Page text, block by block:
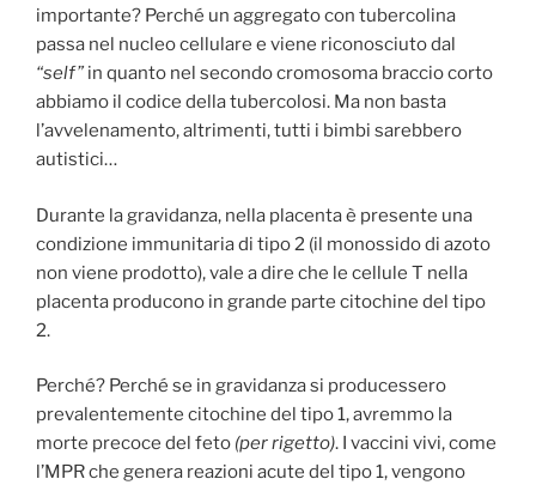
importante? Perché un aggregato con tubercolina
passa nel nucleo cellulare e viene riconosciuto dal
“self” in quanto nel secondo cromosoma braccio corto
abbiamo il codice della tubercolosi. Ma non basta
l’avvelenamento, altrimenti, tutti i bimbi sarebbero
autistici…
Durante la gravidanza, nella placenta è presente una
condizione immunitaria di tipo 2 (il monossido di azoto
non viene prodotto), vale a dire che le cellule T nella
placenta producono in grande parte citochine del tipo
2.
Perché? Perché se in gravidanza si producessero
prevalentemente citochine del tipo 1, avremmo la
morte precoce del feto (per rigetto). I vaccini vivi, come
l’MPR che genera reazioni acute del tipo 1, vengono